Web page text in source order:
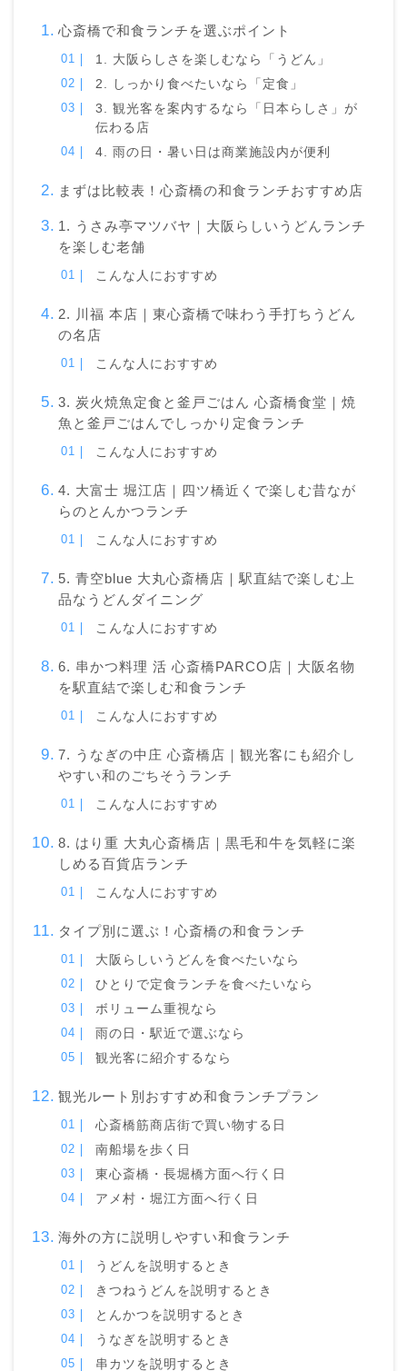
心斎橋で和食ランチを選ぶポイント
1. 大阪らしさを楽しむなら「うどん」
2. しっかり食べたいなら「定食」
3. 観光客を案内するなら「日本らしさ」が
伝わる店
4. 雨の日・暑い日は商業施設内が便利
まずは比較表！心斎橋の和食ランチおすすめ店
1. うさみ亭マツバヤ｜大阪らしいうどんランチ
を楽しむ老舗
こんな人におすすめ
2. 川福 本店｜東心斎橋で味わう手打ちうどん
の名店
こんな人におすすめ
3. 炭火焼魚定食と釜戸ごはん 心斎橋食堂｜焼
魚と釜戸ごはんでしっかり定食ランチ
こんな人におすすめ
4. 大富士 堀江店｜四ツ橋近くで楽しむ昔なが
らのとんかつランチ
こんな人におすすめ
5. 青空blue 大丸心斎橋店｜駅直結で楽しむ上
品なうどんダイニング
こんな人におすすめ
6. 串かつ料理 活 心斎橋PARCO店｜大阪名物
を駅直結で楽しむ和食ランチ
こんな人におすすめ
7. うなぎの中庄 心斎橋店｜観光客にも紹介し
やすい和のごちそうランチ
こんな人におすすめ
8. はり重 大丸心斎橋店｜黒毛和牛を気軽に楽
しめる百貨店ランチ
こんな人におすすめ
タイプ別に選ぶ！心斎橋の和食ランチ
大阪らしいうどんを食べたいなら
ひとりで定食ランチを食べたいなら
ボリューム重視なら
雨の日・駅近で選ぶなら
観光客に紹介するなら
観光ルート別おすすめ和食ランチプラン
心斎橋筋商店街で買い物する日
南船場を歩く日
東心斎橋・長堀橋方面へ行く日
アメ村・堀江方面へ行く日
海外の方に説明しやすい和食ランチ
うどんを説明するとき
きつねうどんを説明するとき
とんかつを説明するとき
うなぎを説明するとき
串カツを説明するとき